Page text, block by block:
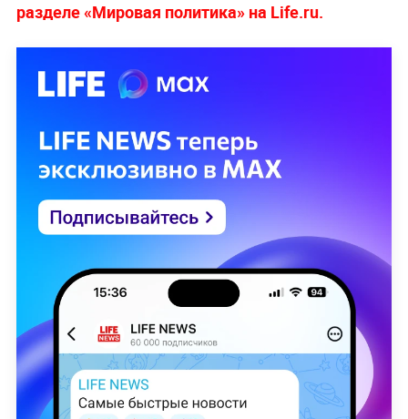
разделе «Мировая политика» на Life.ru.